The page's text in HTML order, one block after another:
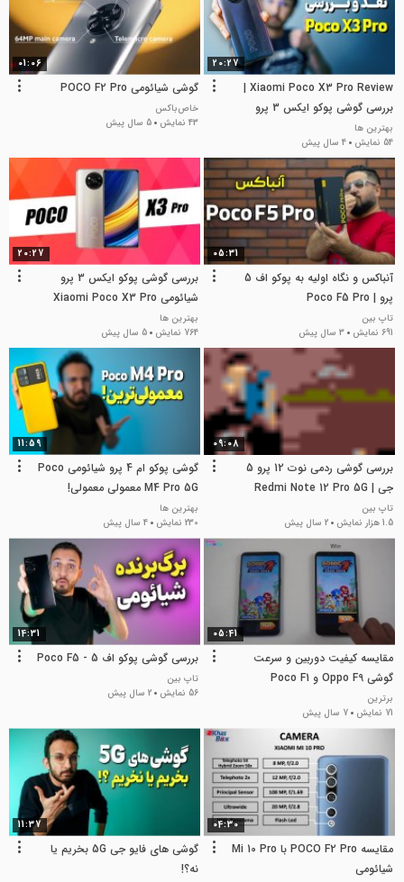
20:27
Xiaomi Poco X3 Pro Review |
بررسی گوشی پوکو ایکس 3 پرو
شیائومی
بهترین ها
54 نمایش
4 سال پیش
01:06
گوشی شیائومی POCO F2 Pro
خاص‌باکس
43 نمایش
5 سال پیش
05:31
آنباکس و نگاه اولیه به پوکو اف 5
پرو | Poco F5 Pro
تاپ بین
691 نمایش
3 سال پیش
20:27
بررسی گوشی پوکو ایکس 3 پرو
شیائومی Xiaomi Poco X3 Pro
بهترین ها
764 نمایش
5 سال پیش
09:08
بررسی گوشی ردمی نوت 12 پرو 5
جی | Redmi Note 12 Pro 5G
تاپ بین
1.5 هزار نمایش
2 سال پیش
11:59
گوشی پوکو ام 4 پرو شیائومی Poco
M4 Pro 5G معمولی معمولی!
بهترین ها
230 نمایش
4 سال پیش
05:41
مقایسه کیفیت دوربین و سرعت
گوشی Oppo F9 و Poco F1
برترین
71 نمایش
7 سال پیش
14:31
بررسی گوشی پوکو اف 5 - Poco F5
تاپ بین
56 نمایش
2 سال پیش
04:30
مقایسه POCO F2 Pro با Mi 10 Pro
شیائومی
11:37
گوشی های فایو جی 5G بخریم یا
نه؟!